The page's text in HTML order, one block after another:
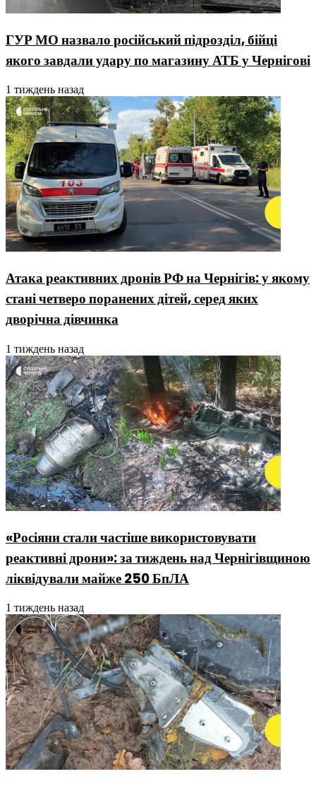
ГУР МО назвало російський підрозділ, бійці
якого завдали удару по магазину АТБ у Чернігові
1 тиждень назад
Атака реактивних дронів РФ на Чернігів: у якому
стані четверо поранених дітей, серед яких
дворічна дівчинка
1 тиждень назад
«Росіяни стали частіше використовувати
реактивні дрони»: за тиждень над Чернігівщиною
ліквідували майже 250 БпЛА
1 тиждень назад